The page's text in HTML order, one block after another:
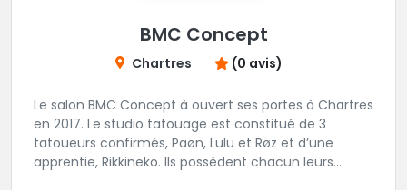
BMC Concept
Chartres (0 avis)
Le salon BMC Concept à ouvert ses portes à Chartres
en 2017. Le studio tatouage est constitué de 3
tatoueurs confirmés, Paøn, Lulu et Røz et d’une
apprentie, Rikkineko. Ils possèdent chacun leurs